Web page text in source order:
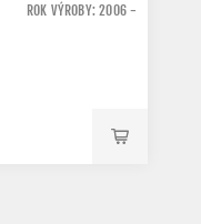
ROK VÝROBY: 2006 -